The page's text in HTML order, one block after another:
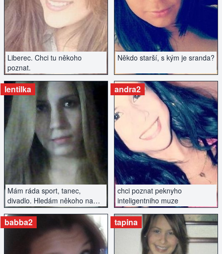
Liberec. Chci tu někoho
poznat.
ZOBRAZIT INZERÁT
Někdo starší, s kým je sranda?
ZOBRAZIT INZERÁT
Mám ráda sport, tanec,
divadlo. Hledám někoho na
vážný vztah.
lentilka
ZOBRAZIT INZERÁT
chci poznat peknyho
inteligentniho muze
andra2
ZOBRAZIT INZERÁT
babba2 tapina